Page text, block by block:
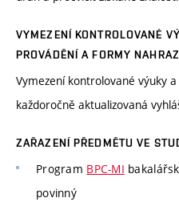
VYMEZENÍ KONTROLOVANÉ
PROVÁDĚNÍ A FORMY
Vymezení kontrolované výuky
každoročně aktualizovaná
ZAŘAZENÍ PŘEDMĚTU VE
Program BPC-MI
povinný